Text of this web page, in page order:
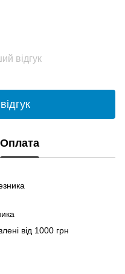
відгук
Оплата
від 1000 грн